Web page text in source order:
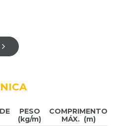
PESO
(kg/m)
COMPRIMENTO
MÁX. (m)